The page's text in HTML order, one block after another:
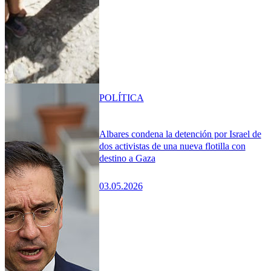
Albares condena la detención por Israel de
dos activistas de una nueva flotilla con
destino a Gaza
03.05.2026
POLÍTICA